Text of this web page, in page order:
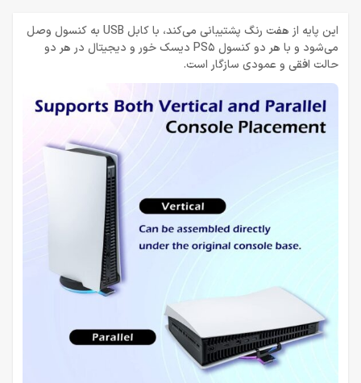
این پایه از هفت رنگ پشتیبانی می‌کند، با کابل USB به کنسول وصل
می‌شود و با هر دو کنسول PS5 دیسک خور و دیجیتال در هر دو
حالت افقی و عمودی سازگار است.